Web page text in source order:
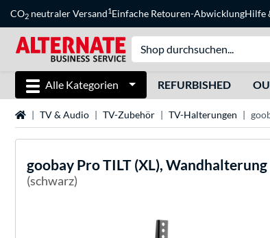
CO2 neutraler Versand1Einfache Retouren-AbwicklungHilfe
Alle Kategorien REFURBISHED
StartseiteTV & Audio TV-Zubehör TV-Halterungen
goobay Pro TILT (XL), Wandhalterung
(schwarz)